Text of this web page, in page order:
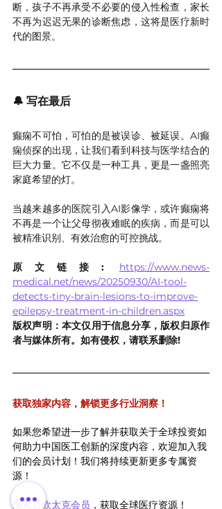
断，孩子不再承受不必要的侵入性检查，家长
不再为迟迟无果的诊断焦虑，这将是医疗新时
代的图景。
🔔 写在最后
癫痫不可怕，可怕的是被误诊、被延误。AI癫
痫侦探的出现，让我们看到科技与医学结合的
巨大力量。它不仅是一种工具，更是一盏照亮
家庭希望的灯。
当越来越多的医院引入AI影像学，或许癫痫将
不再是一个让父母彻夜难眠的疾病，而是可以
被精准识别、有效治愈的可控挑战。
原文链接: https://www.news-
medical.net/news/20250930/AI-tool-
detects-tiny-brain-lesions-to-improve-
epilepsy-treatment-in-children.aspx
版权声明：本文仅用于信息分享，版权归原作
者与媒体所有。如有侵权，请联系删除!
获取独家内容，解锁更多行业洞察！
如果您希望进一步了解并获取关于全球投资如
何助力中国医工创新的深度内容，欢迎加入我
们的会员计划！我们将持续更新更多专属资
源！
加入百欧太克会员 ，获取全球医疗资源！